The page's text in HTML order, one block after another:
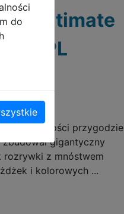
Ultimate
PL
prędkości przygodzie
zbudował gigantyczny
rozrywki z mnóstwem
i kolorowych ...
do